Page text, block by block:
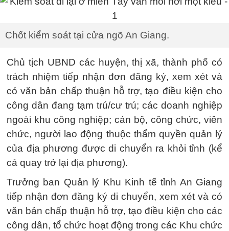
Chốt kiểm soát tại cửa ngõ An Giang.
Chủ tịch UBND các huyện, thị xã, thành phố có
trách nhiệm tiếp nhận đơn đăng ký, xem xét và
có văn bản chấp thuận hỗ trợ, tạo điều kiện cho
công dân đang tạm trú/cư trú; các doanh nghiệp
ngoài khu công nghiệp; cán bộ, công chức, viên
chức, người lao động thuộc thẩm quyền quản lý
của địa phương được di chuyển ra khỏi tỉnh (kể
cả quay trở lại địa phương).
Trưởng ban Quản lý Khu Kinh tế tỉnh An Giang
tiếp nhận đơn đăng ký di chuyển, xem xét và có
văn bản chấp thuận hỗ trợ, tạo điều kiện cho các
công dân, tổ chức hoạt động trong các Khu chức